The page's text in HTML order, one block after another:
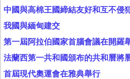
中國與高棉王國締結友好和互不侵
我國與緬甸建交
第一屆阿拉伯國家首腦會議在開羅
法蘭西第一共和國頒布的共和曆將
首屆現代奧運會在雅典舉行